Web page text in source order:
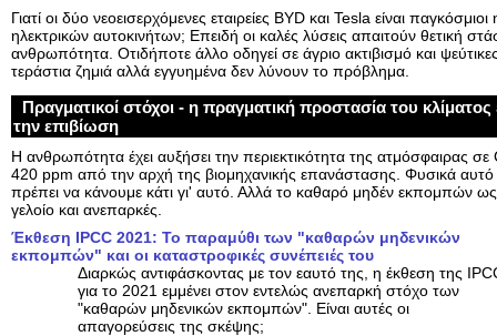
Γιατί οι δύο νεοεισερχόμενες εταιρείες BYD και Tesla είναι
ηλεκτρικών αυτοκινήτων; Επειδή οι καλές λύσεις απαιτούν θετική
ανθρωπότητα. Οτιδήποτε άλλο οδηγεί σε άγριο ακτιβισμό και
τεράστια ζημιά αλλά εγγυημένα δεν λύνουν το πρόβλημα.
Πραγματικοί στόχοι - η πραγματική προστασία του κλίματος
την επιβίωση
Η ανθρωπότητα έχει αυξήσει την περιεκτικότητα της ατμόσφαιρας
420 ppm από την αρχή της βιομηχανικής επανάστασης. Φυσικά αυτό
πρέπει να κάνουμε κάτι γι' αυτό. Αλλά το καθαρό μηδέν εκπομπών
γελοίο και ανεπαρκές.
Έκθεση IPCC 2021: Το παραμύθι των "καθαρών μηδενικών
εκπομπών" και οι καταστροφικές συνέπειές του
Διαρκώς αντιφάσκοντας με τον εαυτό της, η έκθεση της
για το 2021 εμμένει στον εντελώς ανεπαρκή στόχο των
"καθαρών μηδενικών εκπομπών". Είναι αυτές οι
απαγορεύσεις της σκέψης;